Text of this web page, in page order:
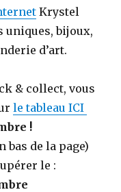
Krystel
uniques, bijoux,
d’art.
& collect, vous
le tableau ICI
!
bas de la page)
le :